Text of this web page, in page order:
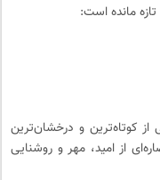
مانده است:
از کوتاه‌ترین و درخشان‌ترین
از امید، مهر و روشنایی